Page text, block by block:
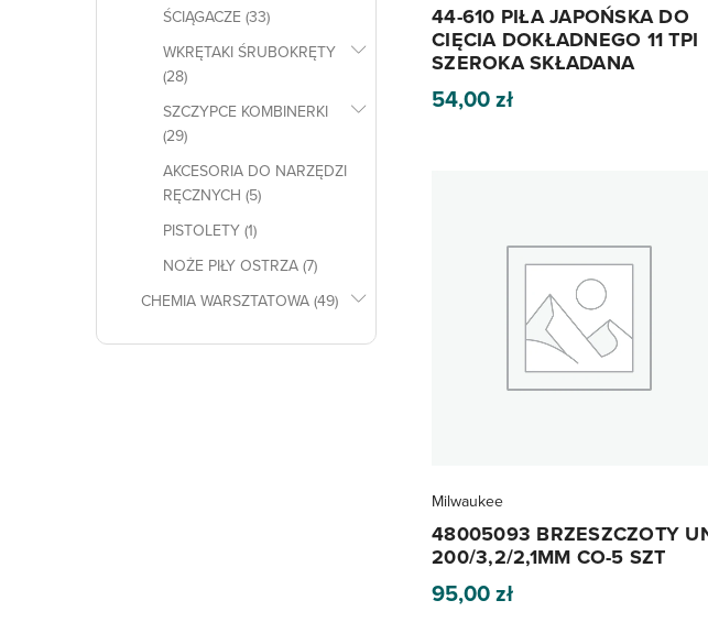
ŚCIĄGACZE (33)
WKRĘTAKI ŚRUBOKRĘTY
(28)
SZCZYPCE KOMBINERKI
(29)
AKCESORIA DO NARZĘDZI
RĘCZNYCH (5)
PISTOLETY (1)
NOŻE PIŁY OSTRZA (7)
CHEMIA WARSZTATOWA (49)
44-610 PIŁA JAPOŃSKA DO
CIĘCIA DOKŁADNEGO 11 TPI
SZEROKA SKŁADANA
54,00zł
Milwaukee
48005093 BRZESZCZOTY
200/3,2/2,1MM CO-5 SZT
95,00zł